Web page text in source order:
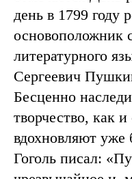
день в 1799 году
основоположник
литературного
Сергеевич
Бесценно
творчество, как
вдохновляют уже
Гоголь писал: